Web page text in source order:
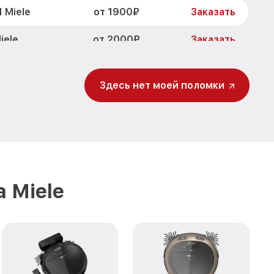
Miele от 1900₽ Заказать
от 2000₽ Заказать
от 1750₽ Заказать
от 1200₽
Заказать
RX1 Miele Заказать
Здесь нет моей поломки
Miele